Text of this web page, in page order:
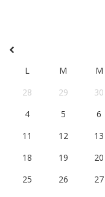
L M M
28
29 30
4
5 6
11
12 13
18
19 20
25
26 27